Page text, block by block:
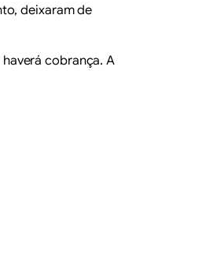
deixaram de
cobrança. A